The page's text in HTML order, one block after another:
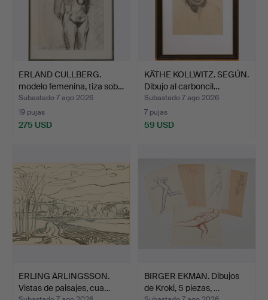
ERLAND CULLBERG.
modelo femenina, tiza sob…
Subastado 7 ago 2026
19 pujas
275 USD
KÄTHE KOLLWITZ. SEGÚN.
Dibujo al carboncil…
Subastado 7 ago 2026
7 pujas
59 USD
ERLING ÄRLINGSSON.
Vistas de paisajes, cua…
BIRGER EKMAN. Dibujos
de Kroki, 5 piezas, …